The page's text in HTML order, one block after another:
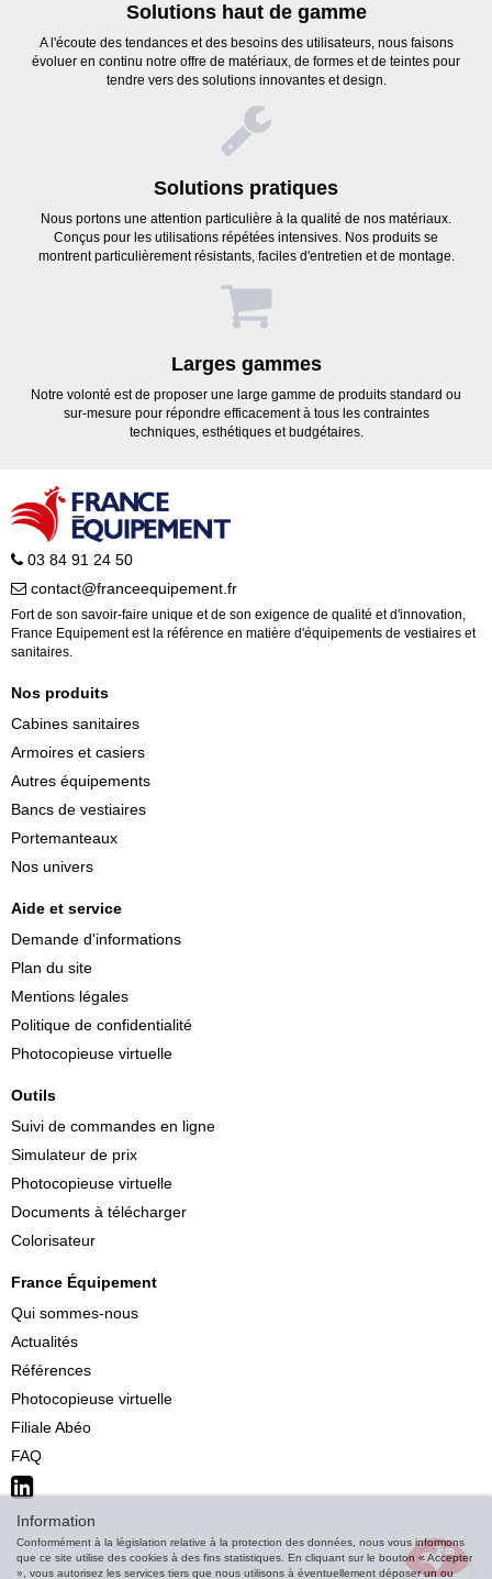
Solutions haut de gamme
A l'écoute des tendances et des besoins des utilisateurs, nous faisons
évoluer en continu notre offre de matériaux, de formes et de teintes pour
tendre vers des solutions innovantes et design.
Solutions pratiques
Nous portons une attention particulière à la qualité de nos matériaux.
Conçus pour les utilisations répétées intensives. Nos produits se
montrent particulièrement résistants, faciles d'entretien et de montage.
Larges gammes
Notre volonté est de proposer une large gamme de produits standard ou
sur-mesure pour répondre efficacement à tous les contraintes
techniques, esthétiques et budgétaires.
03 84 91 24 50
contact@franceequipement.fr
Fort de son savoir-faire unique et de son exigence de qualité et d'innovation,
France Equipement est la référence en matière d'équipements de vestiaires et
sanitaires.
Nos produits
Cabines sanitaires
Armoires et casiers
Autres équipements
Bancs de vestiaires
Portemanteaux
Nos univers
Aide et service
Demande d'informations
Plan du site
Mentions légales
Politique de confidentialité
Photocopieuse virtuelle
Outils
Suivi de commandes en ligne
Simulateur de prix
Photocopieuse virtuelle
Documents à télécharger
Colorisateur
France Équipement
Qui sommes-nous
Actualités
Références
Photocopieuse virtuelle
Filiale Abéo
FAQ
Information
Conformément à la législation relative à la protection des données, nous vous informons
que ce site utilise des cookies à des fins statistiques. En cliquant sur le bouton « Accepter
», vous autorisez les services tiers que nous utilisons à éventuellement déposer un ou